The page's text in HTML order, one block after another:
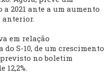
a 2021 ante a um aumento
anterior.
em relação
S-10, de um crescimento
previsto no boletim
12,2%.